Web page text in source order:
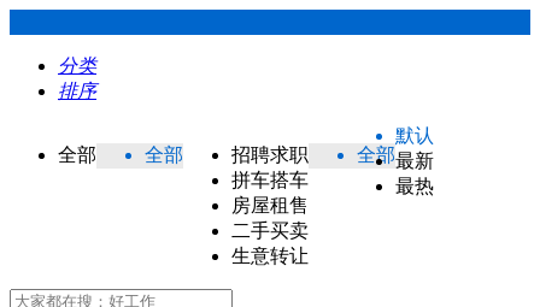
分类
排序
全部 全部
招聘求职
拼车搭车
房屋租售
二手买卖
生意转让
全部
默认
最新
最热